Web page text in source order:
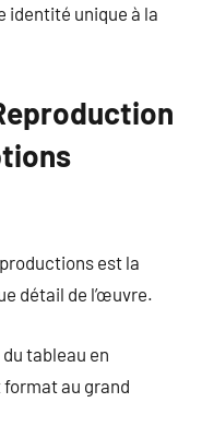
identité unique à la
est la
détail de l’œuvre.
tableau en
au grand